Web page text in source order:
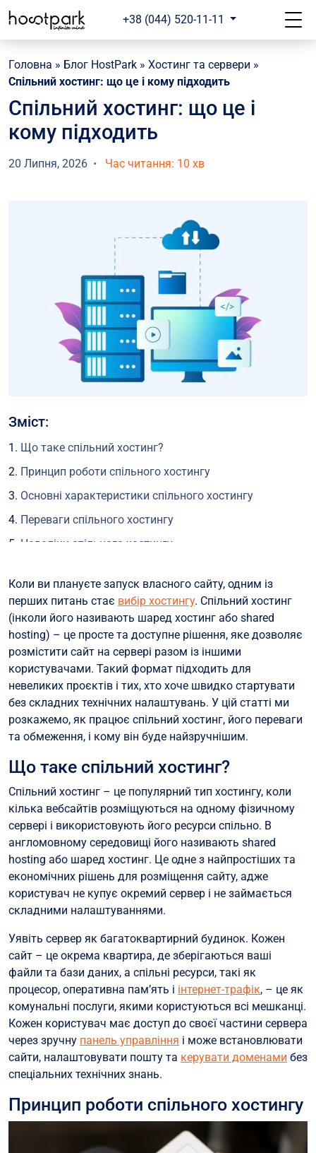
+38 (044) 520-11-11
Головна » Блог HostPark » Хостинг та сервери »
Спільний хостинг: що це і кому підходить
Спільний хостинг: що це і
кому підходить
20 Липня, 2026 Час читання: 10 хв
Зміст:
Що таке спільний хостинг?
Принцип роботи спільного хостингу
Основні характеристики спільного хостингу
Переваги спільного хостингу
Недоліки спільного хостингу
Кому НЕ підійде спільний хостинг?
Чим спільний хостинг відрізняється від інших типів?
Спільний vs VPS
Спільний vs Виділений сервер
Спільний vs Хмарний хостинг
Як обрати спільний хостинг?
Чому варто обрати спільний хостинг?
Коли ви плануєте запуск власного сайту, одним із
перших питань стає вибір хостингу. Спільний хостинг
(інколи його називають шаред хостинг або shared
hosting) – це просте та доступне рішення, яке дозволяє
розмістити сайт на сервері разом із іншими
користувачами. Такий формат підходить для
невеликих проєктів і тих, хто хоче швидко стартувати
без складних технічних налаштувань. У цій статті ми
розкажемо, як працює спільний хостинг, його переваги
та обмеження, і кому він буде найзручнішим.
Що таке спільний хостинг?
Спільний хостинг – це популярний тип хостингу, коли
кілька вебсайтів розміщуються на одному фізичному
сервері і використовують його ресурси спільно. В
англомовному середовищі його називають shared
hosting або шаред хостинг. Це одне з найпростіших та
економічних рішень для розміщення сайту, адже
користувач не купує окремий сервер і не займається
складними налаштуваннями.
Уявіть сервер як багатоквартирний будинок. Кожен
сайт – це окрема квартира, де зберігаються ваші
файли та бази даних, а спільні ресурси, такі як
процесор, оперативна пам’ять і інтернет-трафік, – це як
комунальні послуги, якими користуються всі мешканці.
Кожен користувач має доступ до своєї частини сервера
через зручну панель управління і може встановлювати
сайти, налаштовувати пошту та керувати доменами без
спеціальних технічних знань.
Принцип роботи спільного хостингу